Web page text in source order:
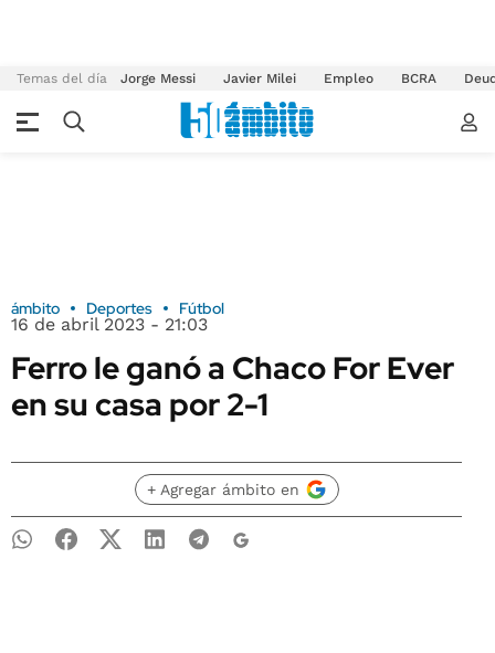
Temas del día Jorge Messi Javier Milei Empleo BCRA
ámbito Deportes Fútbol
16 de abril 2023 - 21:03
Ferro le ganó a Chaco For Ever
en su casa por 2-1
+ Agregar ámbito en